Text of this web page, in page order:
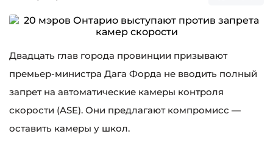
Двадцать глав города провинции призывают
премьер-министра Дага Форда не вводить полный
запрет на автоматические камеры контроля
скорости (ASE). Они предлагают компромисс —
оставить камеры у школ.